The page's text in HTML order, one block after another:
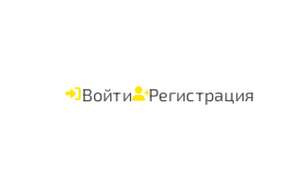
Войти Регистрация